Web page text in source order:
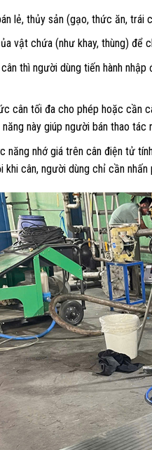
lẻ, thủy sản (gạo, thức ăn,
vật chứa (như khay, thùng) để
thì người dùng tiến hành
cân tối đa cho phép hoặc cần
này giúp người bán thao
năng nhớ giá trên cân điện tử
khi cân, người dùng chỉ cần